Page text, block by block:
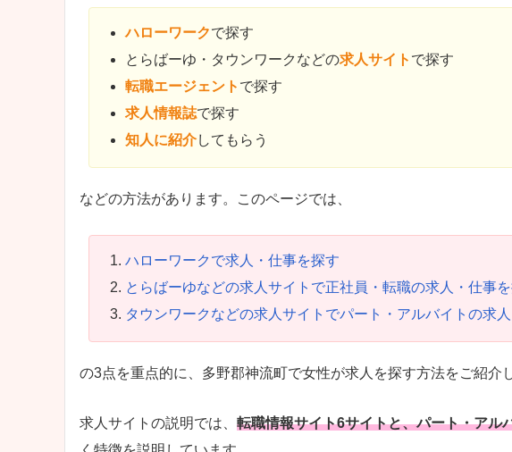
ハローワークで探す
とらばーゆ・タウンワークなどの求人サイト で探す
転職エージェント で探す
求人情報誌で探す
知人に紹介してもらう
などの方法があります。このページでは、
ハローワークで求人・仕事を探す
とらばーゆなどの求人サイトで正社員・転職の求人・仕事
タウンワークなどの求人サイトでパート・アルバイトの求
の3点を重点的に、多野郡神流町で女性が求人を探す方法をご紹介
求人サイトの説明では、 転職情報サイト6サイトと、パート・アル